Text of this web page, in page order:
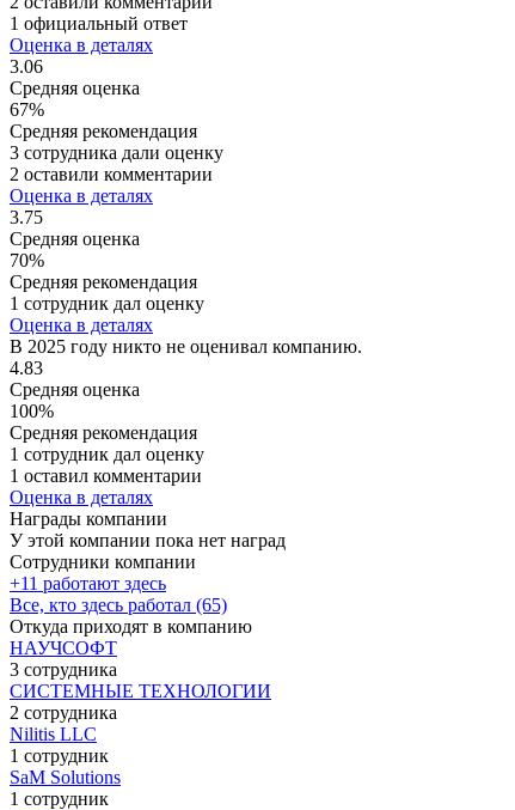
1 официальный ответ
Оценка в деталях
3.06
Средняя оценка
67%
Средняя рекомендация
3 сотрудника дали оценку
2 оставили комментарии
Оценка в деталях
3.75
Средняя оценка
70%
Средняя рекомендация
1 сотрудник дал оценку
Оценка в деталях
В 2025 году никто не оценивал компанию.
4.83
Средняя оценка
100%
Средняя рекомендация
1 сотрудник дал оценку
1 оставил комментарии
Оценка в деталях
Награды компании
У этой компании пока нет наград
Сотрудники компании
+11 работают здесь
Все, кто здесь работал (65)
Откуда приходят в компанию
НАУЧСОФТ
3 сотрудника
СИСТЕМНЫЕ ТЕХНОЛОГИИ
2 сотрудника
Nilitis LLC
1 сотрудник
SaM Solutions
1 сотрудник